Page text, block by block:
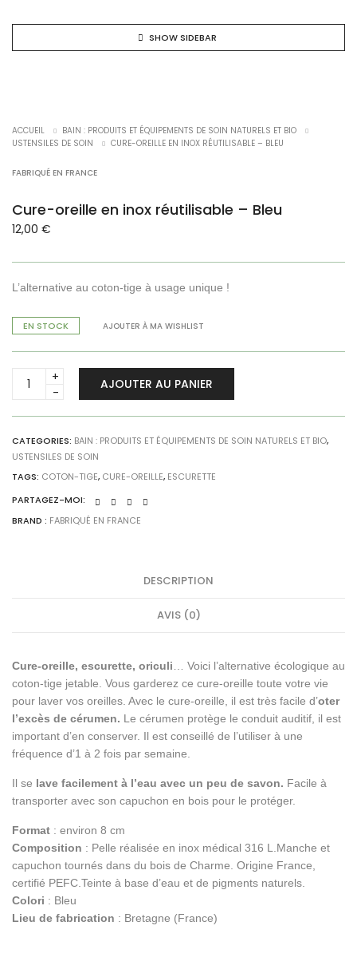
SHOW SIDEBAR
ACCUEIL
BAIN : PRODUITS ET ÉQUIPEMENTS DE SOIN NATURELS ET BIO
USTENSILES DE SOIN
CURE-OREILLE EN INOX RÉUTILISABLE – BLEU
FABRIQUÉ EN FRANCE
Cure-oreille en inox réutilisable – Bleu
12,00 €
L’alternative au coton-tige à usage unique !
EN STOCK
Cure-
oreille
réutilisable
-
Bleu
AJOUTER AU PANIER
AJOUTER À MA WISHLIST
CATEGORIES: BAIN : PRODUITS ET ÉQUIPEMENTS DE SOIN NATURELS ET BIO,
USTENSILES DE SOIN
TAGS: COTON-TIGE, CURE-OREILLE, ESCURETTE
PARTAGEZ-MOI:
BRAND : FABRIQUÉ EN FRANCE
DESCRIPTION
AVIS (0)
Cure-oreille, escurette, oriculi… Voici l’alternative écologique au
coton-tige jetable. Vous garderez ce cure-oreille toute votre vie
pour laver vos oreilles. Avec le cure-oreille, il est très facile d’oter
l’excès de cérumen. Le cérumen protège le conduit auditif, il est
important d’en conserver. Il est conseillé de l’utiliser à une
fréquence d’1 à 2 fois par semaine.
Il se lave facilement à l’eau avec un peu de savon. Facile à
transporter avec son capuchon en bois pour le protéger.
Format : environ 8 cm
Composition : Pelle réalisée en inox médical 316 L.Manche et
capuchon tournés dans du bois de Charme. Origine France,
certifié PEFC.Teinte à base d’eau et de pigments naturels.
Colori : Bleu
Lieu de fabrication : Bretagne (France)